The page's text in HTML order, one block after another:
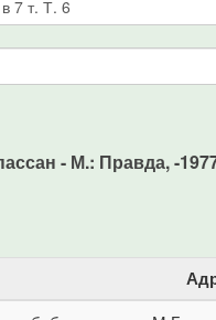
- М.: Правда, -